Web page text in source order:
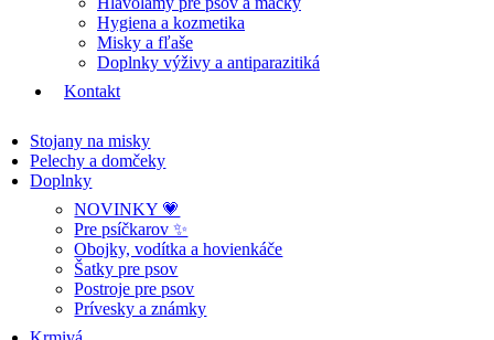
Hygiena a kozmetika
Misky a fľaše
Doplnky výživy a antiparazitiká
Kontakt
Stojany na misky
Pelechy a domčeky
Doplnky
NOVINKY 💗
Pre psíčkarov ✨
Obojky, vodítka a hovienkáče
Šatky pre psov
Postroje pre psov
Prívesky a známky